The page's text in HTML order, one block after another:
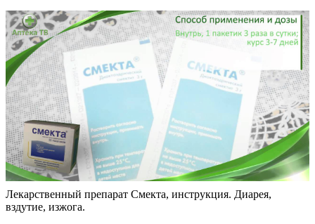
Лекарственный препарат Смекта, инструкция. Диарея,
вздутие, изжога.